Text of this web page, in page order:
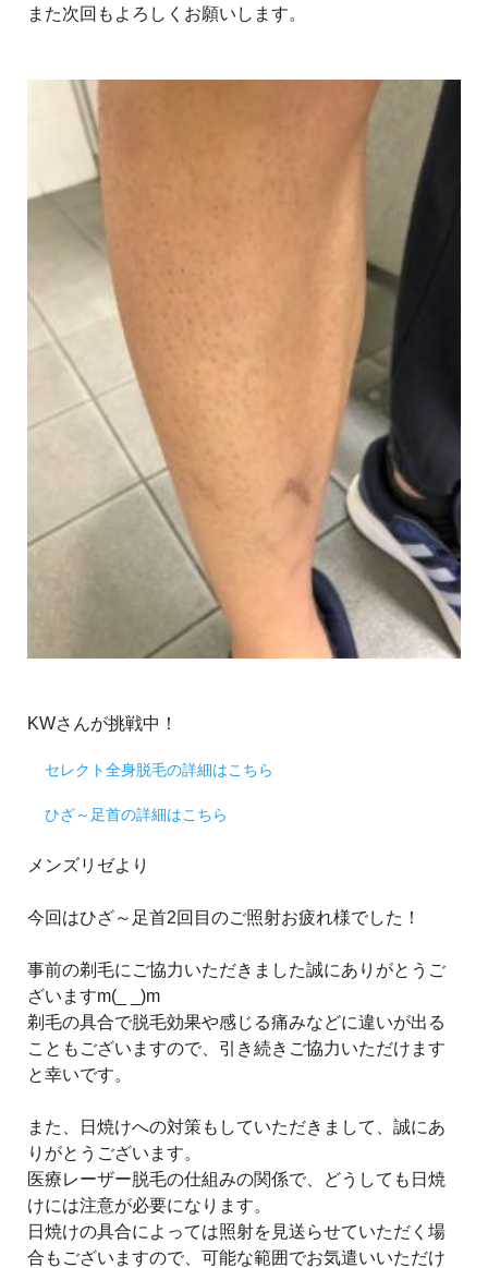
また次回もよろしくお願いします。
KWさんが挑戦中！
セレクト全身脱毛の詳細はこちら
ひざ～足首の詳細はこちら
メンズリゼより
今回はひざ～足首2回目のご照射お疲れ様でした！
事前の剃毛にご協力いただきました誠にありがとうご
ざいますm(_ _)m
剃毛の具合で脱毛効果や感じる痛みなどに違いが出る
こともございますので、引き続きご協力いただけます
と幸いです。
また、日焼けへの対策もしていただきまして、誠にあ
りがとうございます。
医療レーザー脱毛の仕組みの関係で、どうしても日焼
けには注意が必要になります。
日焼けの具合によっては照射を見送らせていただく場
合もございますので、可能な範囲でお気遣いいただけ